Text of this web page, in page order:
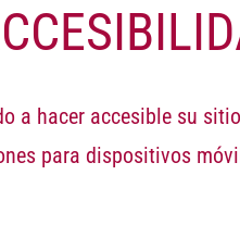
a hacer accesible su
para dispositivos